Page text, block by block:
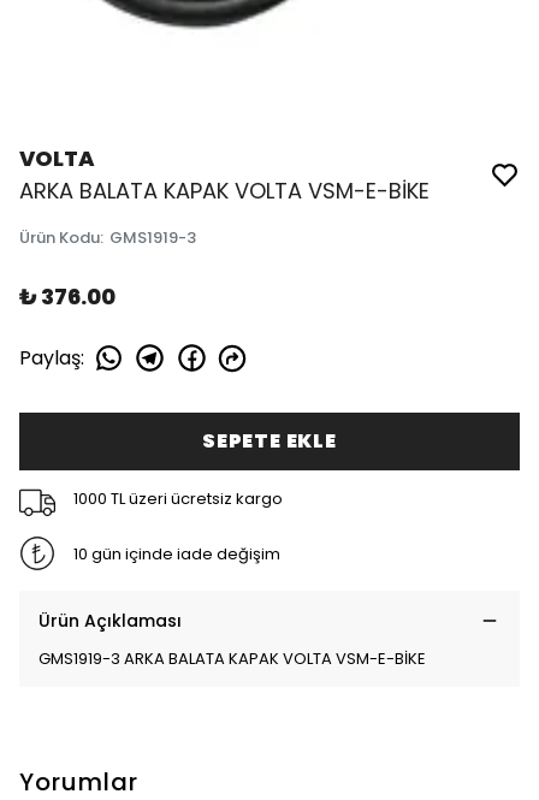
VOLTA
ARKA BALATA KAPAK VOLTA VSM-E-BİKE
Ürün Kodu: GMS1919-3
₺ 376.00
Paylaş:
SEPETE EKLE
1000 TL üzeri ücretsiz kargo
10 gün içinde iade değişim
Ürün Açıklaması
GMS1919-3 ARKA BALATA KAPAK VOLTA VSM-E-BİKE
Yorumlar